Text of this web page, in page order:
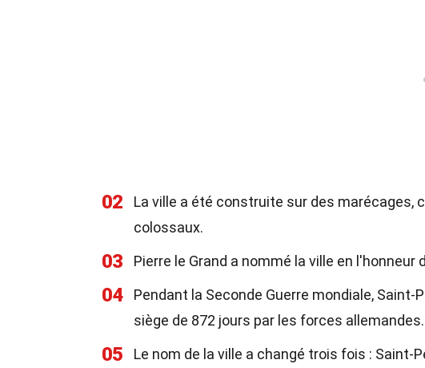
02
La ville a été construite sur des marécages,
colossaux.
03 Pierre le Grand a nommé la ville en l'honneur
04
Pendant la Seconde Guerre mondiale, Saint-
siège de 872 jours par les forces allemandes.
05
Le nom de la ville a changé trois fois : Saint-